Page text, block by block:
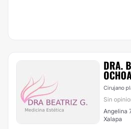
DRA.
Cirujano
Sin
Angelina
Xalapa